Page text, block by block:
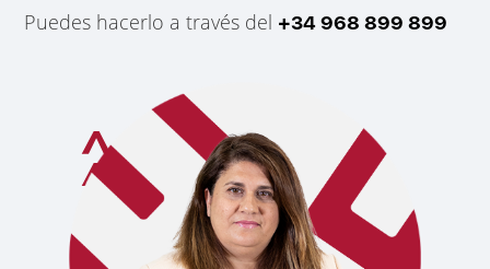
Puedes hacerlo a través del +34 968 899 899